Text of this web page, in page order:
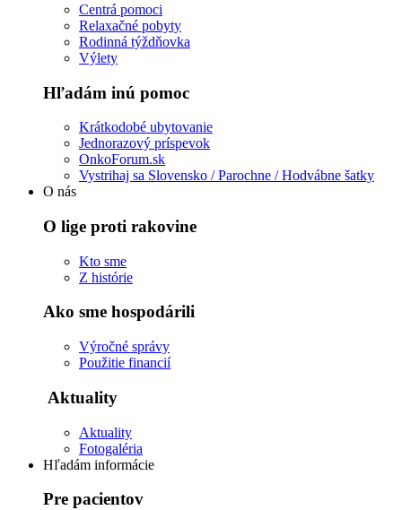
Centrá pomoci
Relaxačné pobyty
Rodinná týždňovka
Výlety
Hľadám inú pomoc
Krátkodobé ubytovanie
Jednorazový príspevok
OnkoForum.sk
Vystrihaj sa Slovensko / Parochne / Hodvábne šatky
O nás
O lige proti rakovine
Kto sme
Z histórie
Ako sme hospodárili
Výročné správy
Použitie financií
Aktuality
Aktuality
Fotogaléria
Hľadám informácie
Pre pacientov